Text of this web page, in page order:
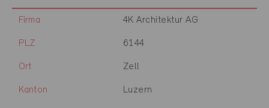
Firma 4K Architektur AG
PLZ 6144
Ort Zell
Kanton Luzern